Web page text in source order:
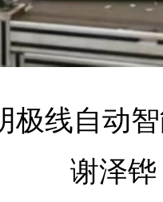
极线自动
谢泽铧